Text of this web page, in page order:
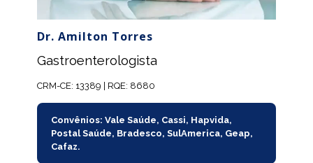
Dr. Amilton Torres
Gastroenterologista
CRM-CE: 13389 | RQE: 8680
Convênios: Vale Saúde, Cassi, Hapvida,
Postal Saúde, Bradesco, SulAmerica, Geap,
Cafaz.